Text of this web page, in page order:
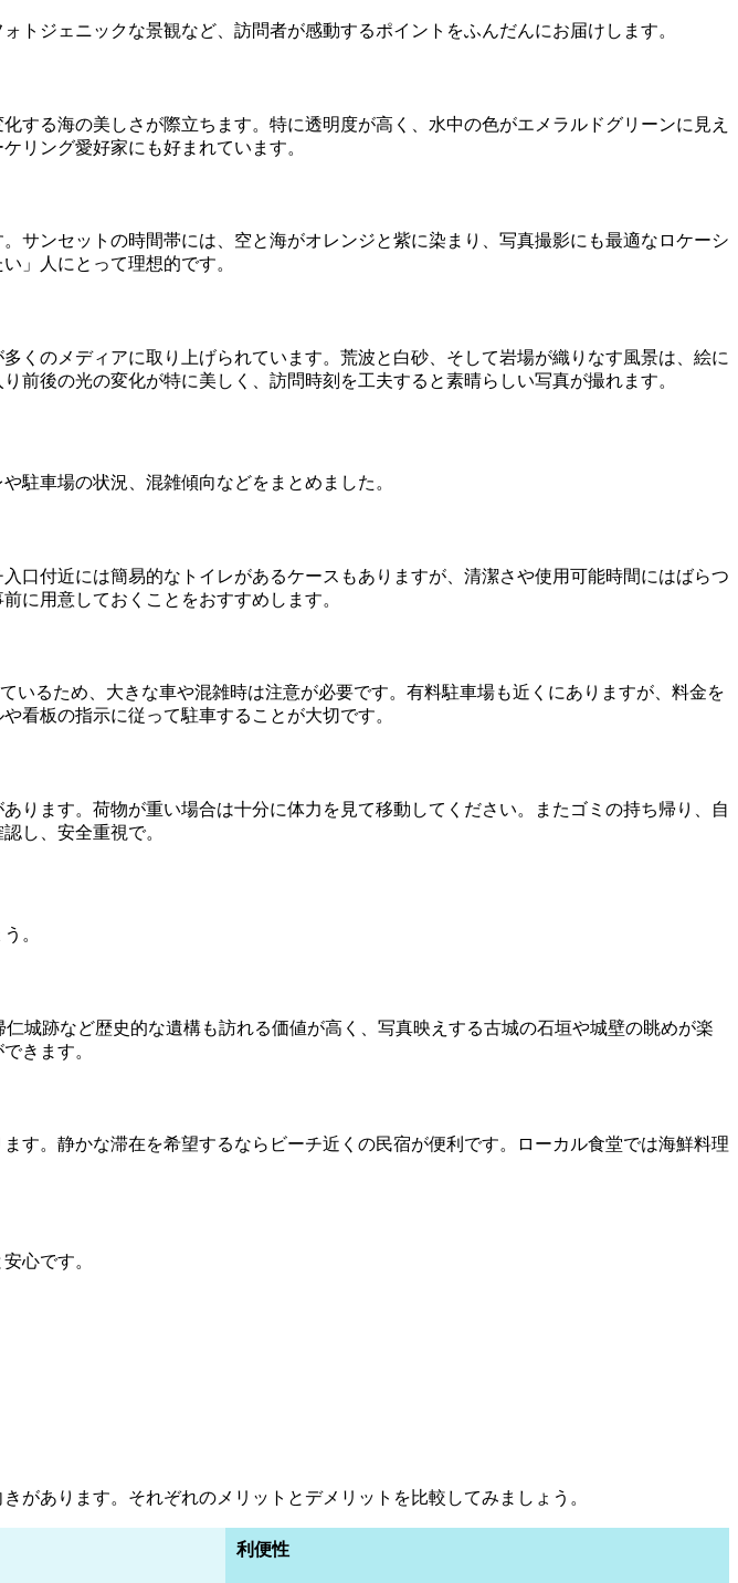
ジェニックな景観など、訪問者が感動するポイントをふんだんにお届けします。
する海の美しさが際立ちます。特に透明度が高く、水中の色がエメラルドグリーンに見え
リング愛好家にも好まれています。
サンセットの時間帯には、空と海がオレンジと紫に染まり、写真撮影にも最適なロケーシ
」人にとって理想的です。
くのメディアに取り上げられています。荒波と白砂、そして岩場が織りなす風景は、絵に
後の光の変化が特に美しく、訪問時刻を工夫すると素晴らしい写真が撮れます。
駐車場の状況、混雑傾向などをまとめました。
口付近には簡易的なトイレがあるケースもありますが、清潔さや使用可能時間にはばらつ
に用意しておくことをおすすめします。
るため、大きな車や混雑時は注意が必要です。有料駐車場も近くにありますが、料金を
看板の指示に従って駐車することが大切です。
ります。荷物が重い場合は十分に体力を見て移動してください。またゴミの持ち帰り、自
し、安全重視で。
。
城跡など歴史的な遺構も訪れる価値が高く、写真映えする古城の石垣や城壁の眺めが楽
きます。
す。静かな滞在を希望するならビーチ近くの民宿が便利です。ローカル食堂では海鮮料理
心です。
があります。それぞれのメリットとデメリットを比較してみましょう。
利便性